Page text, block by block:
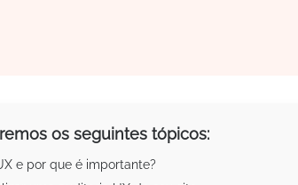
os seguintes tópicos:
e por que é importante?